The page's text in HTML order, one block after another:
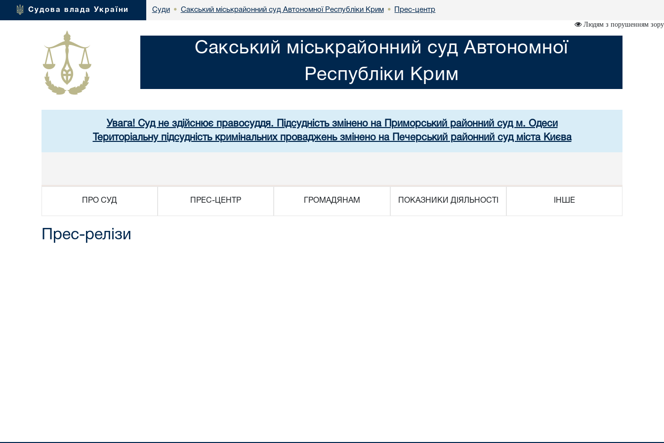
Судова влада України Суди • Сакський міськрайонний суд Автономної Республіки Крим • Прес-центр
Людям з порушенням зору
Сакський міськрайонний суд Автономної
Республіки Крим
Увага! Суд не здійснює правосуддя. Підсудність змінено на Приморський районний суд м. Одеси
Територіальну підсудність кримінальних проваджень змінено на Печерський районний суд міста Києва
ПРО СУД ПРЕС-ЦЕНТР ГРОМАДЯНАМ ПОКАЗНИКИ ДІЯЛЬНОСТІ ІНШЕ
Прес-релізи